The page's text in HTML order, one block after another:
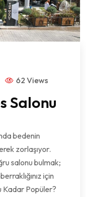
62 Views
Salonu
bedenin
zorlaşıyor.
salonu bulmak;
için
Kadar Popüler?